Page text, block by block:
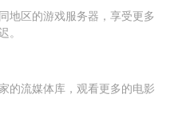
地区的游戏服务器，享受更多
。
的流媒体库，观看更多的电影